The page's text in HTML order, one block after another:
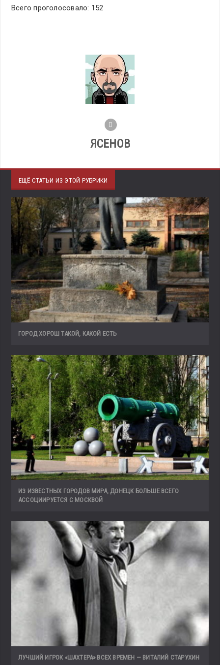
Всего проголосовало: 152
ЯСЕНОВ
ЕЩЁ СТАТЬИ ИЗ ЭТОЙ РУБРИКИ
ГОРОД ХОРОШ ТАКОЙ, КАКОЙ ЕСТЬ
ИЗ ИЗВЕСТНЫХ ГОРОДОВ МИРА, ДОНЕЦК БОЛЬШЕ ВСЕГО
АССОЦИИРУЕТСЯ С МОСКВОЙ
ЛУЧШИЙ ИГРОК «ШАХТЕРА» ВСЕХ ВРЕМЕН — ВИТАЛИЙ СТАРУХИН